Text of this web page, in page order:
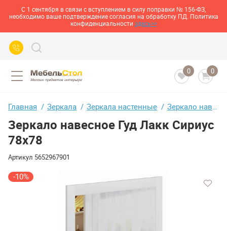
С 1 сентября в связи с вступлением в силу поправки № 156-ФЗ,
необходимо ваше подтверждение согласия на обработку ПД. Политика
конфиденциальности здесь>>
0 0
Главная Зеркала Зеркала настенные Зеркало навесное Гуд Лакк Сириус 78х78
Зеркало навесное Гуд Лакк Сириус
78х78
Артикул 5652967901
-10%